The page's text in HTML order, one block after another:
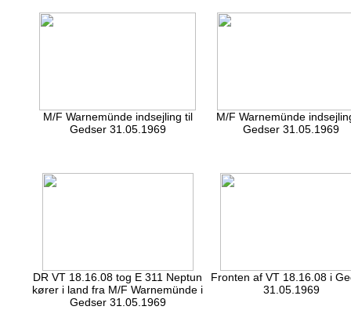
M/F Warnemünde indsejling til
Gedser 31.05.1969
M/F Warnemünde
Gedser 31.05.1969
DR VT 18.16.08 tog E 311 Neptun
kører i land fra M/F Warnemünde i
Gedser 31.05.1969
Fronten af VT 18.16.08 i
31.05.1969